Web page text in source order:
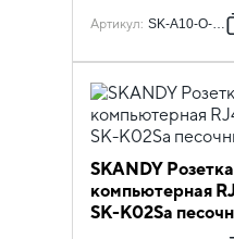
Артикул: SK-A10-O-K98
SKANDY Розетка
компьютерная
SK-K02Sa